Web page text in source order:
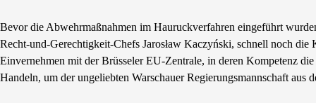
Bevor die Abwehrmaßnahmen im Hauruckverfahren eingeführt
Recht-und-Gerechtigkeit-Chefs Jarosław Kaczyński, schnell noch die
Einvernehmen mit der Brüsseler EU-Zentrale, in deren Kompetenz
Handeln, um der ungeliebten Warschauer Regierungsmannschaft aus